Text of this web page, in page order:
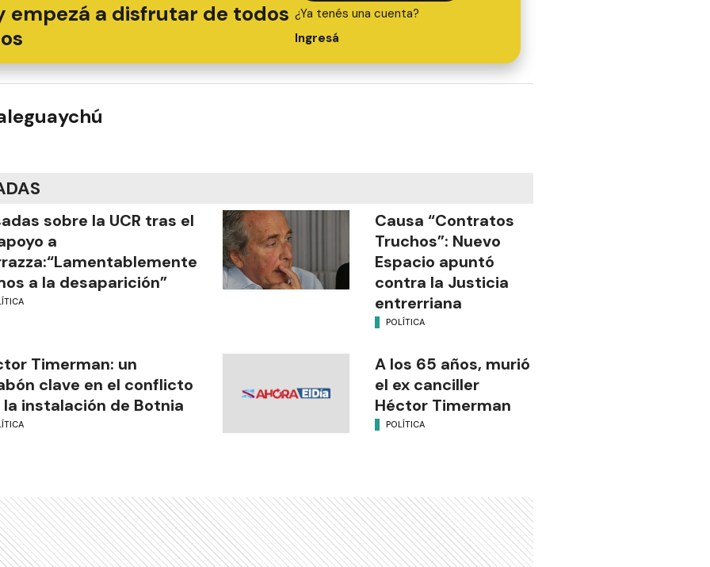
empezá a disfrutar de todos ¿Ya tenés una cuenta?
Ingresá
sobre la UCR tras el
a
a la desaparición”
Causa “Contratos
Truchos”: Nuevo
Espacio apuntó
contra la Justicia
entrerriana
POLÍTICA
Timerman: un
clave en el conflicto
instalación de Botnia
A los 65 años, murió
el ex canciller
Héctor Timerman
POLÍTICA